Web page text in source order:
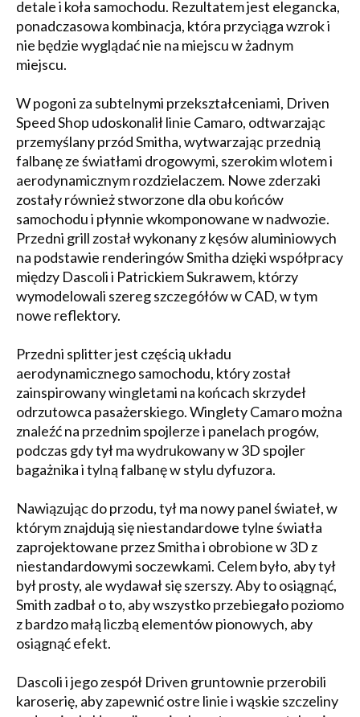
detale i koła samochodu. Rezultatem jest elegancka,
ponadczasowa kombinacja, która przyciąga wzrok i
nie będzie wyglądać nie na miejscu w żadnym
miejscu.
W pogoni za subtelnymi przekształceniami, Driven
Speed Shop udoskonalił linie Camaro, odtwarzając
przemyślany przód Smitha, wytwarzając przednią
falbanę ze światłami drogowymi, szerokim wlotem i
aerodynamicznym rozdzielaczem. Nowe zderzaki
zostały również stworzone dla obu końców
samochodu i płynnie wkomponowane w nadwozie.
Przedni grill został wykonany z kęsów aluminiowych
na podstawie renderingów Smitha dzięki współpracy
między Dascoli i Patrickiem Sukrawem, którzy
wymodelowali szereg szczegółów w CAD, w tym
nowe reflektory.
Przedni splitter jest częścią układu
aerodynamicznego samochodu, który został
zainspirowany wingletami na końcach skrzydeł
odrzutowca pasażerskiego. Winglety Camaro można
znaleźć na przednim spojlerze i panelach progów,
podczas gdy tył ma wydrukowany w 3D spojler
bagażnika i tylną falbanę w stylu dyfuzora.
Nawiązując do przodu, tył ma nowy panel świateł, w
którym znajdują się niestandardowe tylne światła
zaprojektowane przez Smitha i obrobione w 3D z
niestandardowymi soczewkami. Celem było, aby tył
był prosty, ale wydawał się szerszy. Aby to osiągnąć,
Smith zadbał o to, aby wszystko przebiegało poziomo
z bardzo małą liczbą elementów pionowych, aby
osiągnąć efekt.
Dascoli i jego zespół Driven gruntownie przerobili
karoserię, aby zapewnić ostre linie i wąskie szczeliny